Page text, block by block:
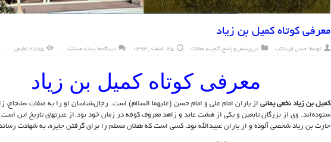
معرفی کوتاه کمیل بن زیاد
توسط: حسن ایزدکتب در پرسش و پاسخ, گنجینه, مقالات 25 , اسفند , 1393 دیدگاه‌ها برای
بسته هستند 2,785 نمایش
معرفی کوتاه کمیل بن زیاد
کمیل بن زیاد نخعی یمانی از یاران امام علی و امام حسن (علیهما السلام) است. رجال‌شناسان او را به صفات «شجاع،
ستوده‌اند. وی از بزرگان تابعین و یکی از هشت عابد و زاهد معروف کوفه در زمان خود بود.از عبرتهای تاریخ این است
حارث بن زیاد شخصی آلوده و از یاران عبیدالله بود، کسی است که طفلان مسلم را برای گرفتن جایزه، به شهادت